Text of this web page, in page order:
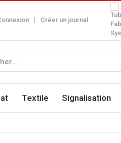
| Créer un journal
Textile Signalisation